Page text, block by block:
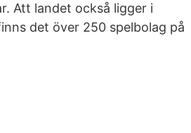
Att landet också ligger i
det över 250 spelbolag på